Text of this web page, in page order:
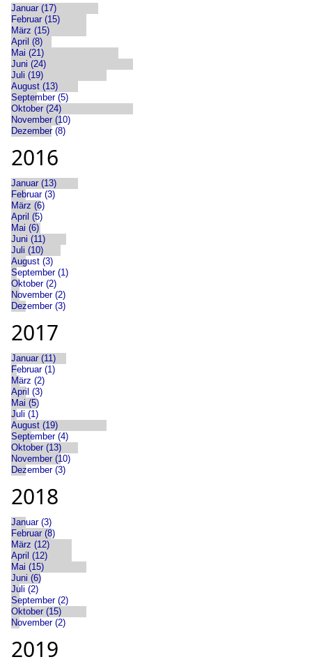
Januar (17)
Februar (15)
März (15)
April (8)
Mai (21)
Juni (24)
Juli (19)
August (13)
September (5)
Oktober (24)
November (10)
Dezember (8)
2016
Januar (13)
Februar (3)
März (6)
April (5)
Mai (6)
Juni (11)
Juli (10)
August (3)
September (1)
Oktober (2)
November (2)
Dezember (3)
2017
Januar (11)
Februar (1)
März (2)
April (3)
Mai (5)
Juli (1)
August (19)
September (4)
Oktober (13)
November (10)
Dezember (3)
2018
Januar (3)
Februar (8)
März (12)
April (12)
Mai (15)
Juni (6)
Juli (2)
September (2)
Oktober (15)
November (2)
2019